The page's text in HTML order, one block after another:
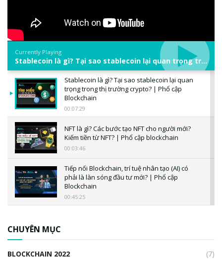
Currently Playing
Stablecoin là gì? Tại sao stablecoin lại quan trọng trong thị trường crypto? | Phổ cập Blockchain
Stablecoin là gì? Tại sao stablecoin lại quan
trọng trong thị trường crypto? | Phổ cập
Blockchain
00:07:29
NFT là gì? Các bước tạo NFT cho người mới?
Kiếm tiền từ NFT? | Phổ cập blockchain
00:03:46
Tiếp nối Blockchain, trí tuệ nhân tạo (AI) có
phải là làn sóng đầu tư mới? | Phổ cập
Blockchain
00:45:25
CHUYÊN MỤC
BLOCKCHAIN 2022
(7)